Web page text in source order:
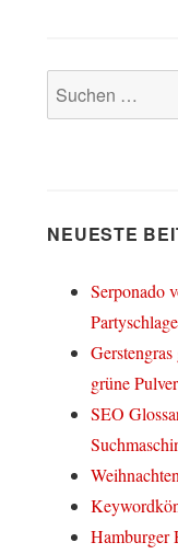
Suchen
nach:
NEUESTE
Serponado
grüne
SEO
Hamburger